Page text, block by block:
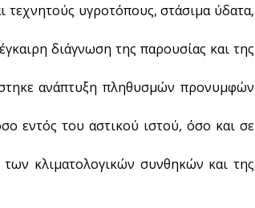
υγροτόπους, στάσιμα ύδατα,
διάγνωση της παρουσίας και της
ανάπτυξη πληθυσμών προνυμφών
εντός του αστικού ιστού, όσο και σε
κλιματολογικών συνθηκών και της